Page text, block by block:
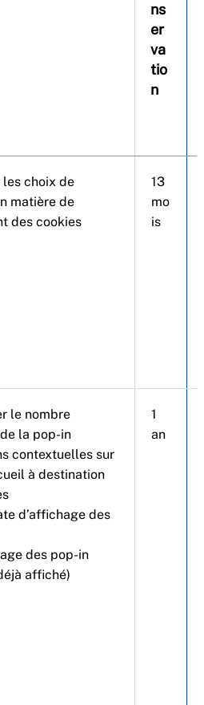
ns
er
va
tio
n
les choix de
matière de
des cookies
13
mo
is
le nombre
la pop-in
contextuelles sur
à destination
d’affichage des
des pop-in
affiché)
1
an